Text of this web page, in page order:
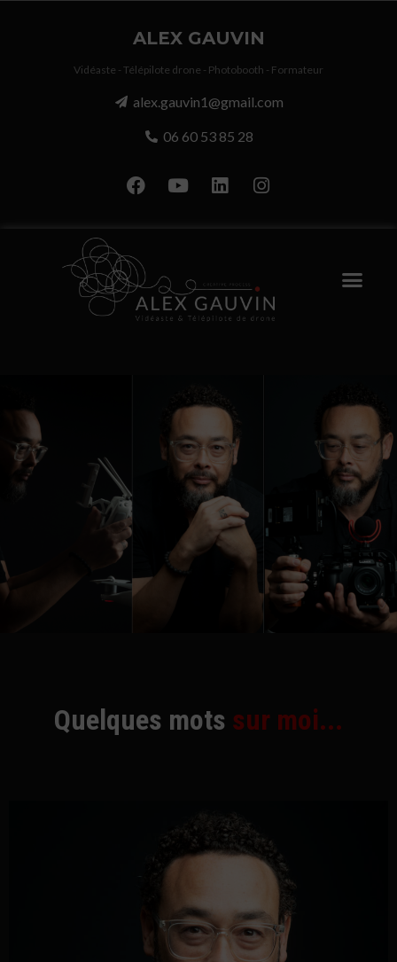
ALEX GAUVIN
Vidéaste - Télépilote drone - Photobooth - Formateur
alex.gauvin1@gmail.com
06 60 53 85 28
Quelques mots sur moi...